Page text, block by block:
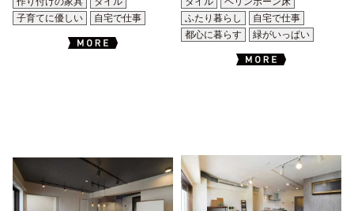
子育てに優しい
自宅で仕事
ふたり暮らし
自宅で仕事
都心に暮らす
緑がいっぱい